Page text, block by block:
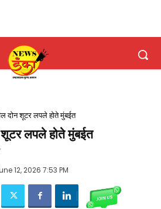
दोन शूटर लपले होते मुंबईत
शूटर लपले होते मुंबईत
12, 2026 7:53 PM